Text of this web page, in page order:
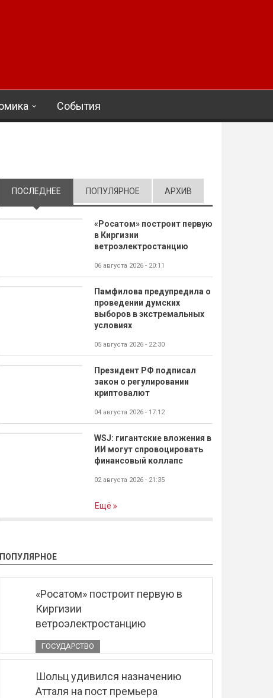
События
ПОСЛЕДНЕЕ (АКТИВНАЯ ВКЛАДКА)
ПОПУЛЯРНОЕ АРХИВ
«Росатом» построит первую
в Киргизии
ветроэлектростанцию
06 августа 2026 - 20:11
Памфилова предупредила о
проведении думских
выборов в экстремальных
условиях
05 августа 2026 - 22:30
Президент РФ подписал
закон о регулировании
криптовалют
04 августа 2026 - 17:12
WSJ: гигантские вложения в
ИИ могут спровоцировать
финансовый коллапс
02 августа 2026 - 21:35
Ещё
ПОПУЛЯРНОЕ
«Росатом» построит первую в
Киргизии
ветроэлектростанцию
ГОСУДАРСТВО
Шольц удивился назначению
Атталя на пост премьера